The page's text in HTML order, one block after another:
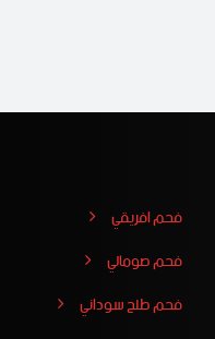
فحم افريقي
فحم صومالي
فحم طلح سوداني